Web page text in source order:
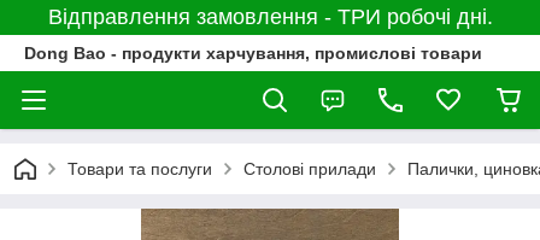
Відправлення замовлення - ТРИ робочі дні.
Dong Bao - продукти харчування, промислові товари
Товари та послуги Столові прилади Палички,